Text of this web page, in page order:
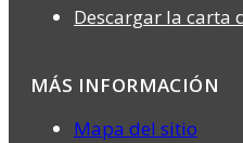
Descargar la carta
MÁS INFORMACIÓN
Mapa del sitio